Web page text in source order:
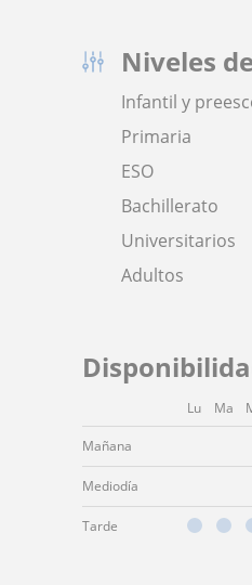
Niveles
Infantil y
Primaria
ESO
Bachillerato
Universitarios
Adultos
Lu Ma
Mañana
Mediodía
Tarde